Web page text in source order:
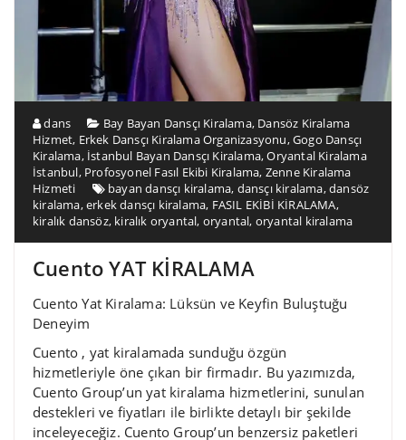
dans Bay Bayan Dansçı Kiralama, Dansöz Kiralama
Hizmet, Erkek Dansçı Kiralama Organizasyonu,Gogo Dansçı
Kiralama, İstanbul Bayan Dansçı Kiralama,Oryantal Kiralama
İstanbul, Profosyonel Fasıl Ekibi Kiralama, Zenne Kiralama
Hizmeti
bayan dansçı kiralama, dansçı kiralama,dansöz
kiralama,erkek dansçı kiralama, FASIL EKİBİ KİRALAMA,
kiralık dansöz, kiralık oryantal, oryantal, oryantal kiralama
Cuento YAT KİRALAMA
Cuento Yat Kiralama: Lüksün ve Keyfin Buluştuğu
Deneyim
Cuento , yat kiralamada sunduğu özgün
hizmetleriyle öne çıkan bir firmadır. Bu yazımızda,
Cuento Group’un yat kiralama hizmetlerini, sunulan
destekleri ve fiyatları ile birlikte detaylı bir şekilde
inceleyeceğiz. Cuento Group’un benzersiz paketleri